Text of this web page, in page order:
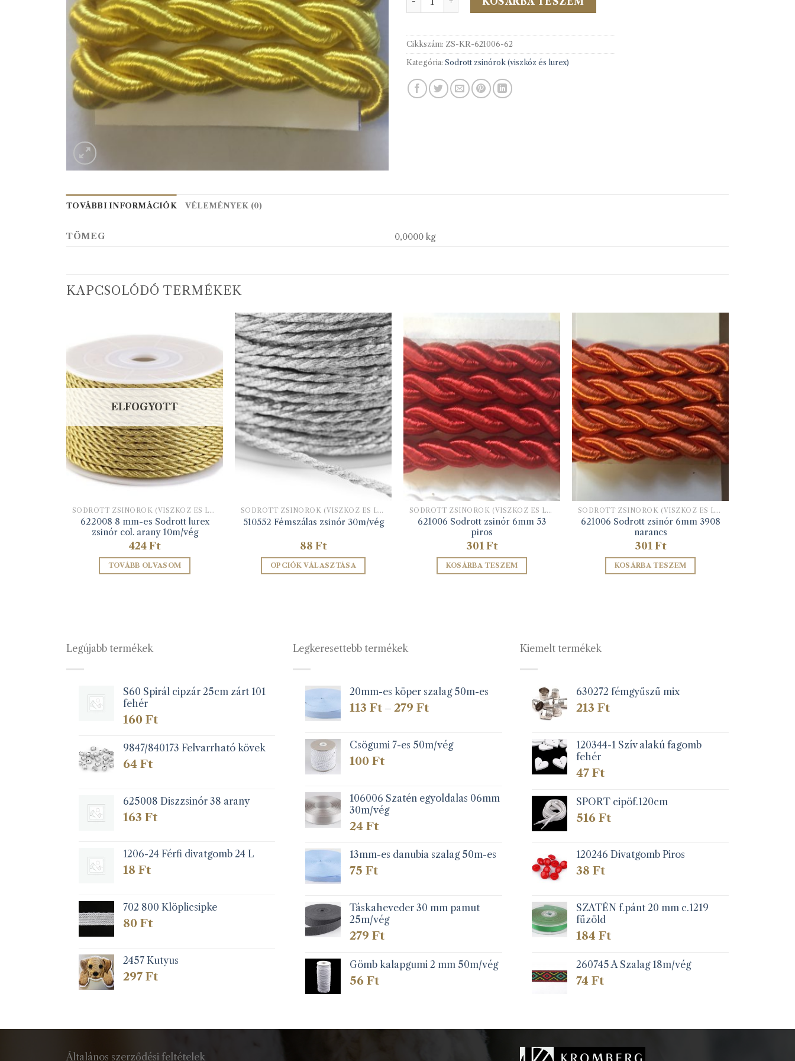
Cikkszám: ZS-KR-621006-62
Kategória: Sodrott zsinórok (viszkóz és lurex)
TOVÁBBI INFORMÁCIÓK VÉLEMÉNYEK (0)
TÖMEG 0,0000 kg
KAPCSOLÓDÓ TERMÉKEK
ELFOGYOTT
SODROTT ZSINÓROK (VISZKÓZ ÉS LUREX)
622008 8 mm-es Sodrott lurex
zsinór col. arany 10m/vég
424Ft
TOVÁBB OLVASOM
SODROTT ZSINÓROK (VISZKÓZ ÉS LUREX)
510552 Fémszálas zsinór 30m/vég
88 Ft
OPCIÓK VÁLASZTÁSA
van.
a
termékoldalon
választhatók
SODROTT ZSINÓROK (VISZKÓZ ÉS LUREX)
621006 Sodrott zsinór 6mm 53
piros
301 Ft
KOSÁRBA TESZEM
SODROTT ZSINÓROK (VISZKÓZ ÉS LUREX)
621006 Sodrott zsinór 6mm 3908
narancs
301 Ft
KOSÁRBA TESZEM
Legújabb termékek
S60 Spirál cipzár 25cm zárt 101
fehér
160 Ft
9847/840173 Felvarrható kövek
64 Ft
625008 Diszzsinór 38 arany
163 Ft
1206-24 Férfi divatgomb 24 L
18 Ft
702 800 Klöplicsipke
80 Ft
2457 Kutyus
297 Ft
Legkeresettebb termékek
20mm-es köper szalag 50m-es
113Ft – 279FtÁrtartomány:
279 Ft
Csögumi 7-es 50m/vég
100Ft
106006 Szatén egyoldalas 06mm
30m/vég
24Ft
13mm-es danubia szalag 50m-es
75Ft
Táskaheveder 30 mm pamut
25m/vég
279Ft
Gömb kalapgumi 2 mm 50m/vég
56Ft
Kiemelt termékek
630272 fémgyűszű mix
213Ft
120344-1 Szív alakú fagomb
fehér
47Ft
SPORT cipöf.120cm
516Ft
120246 Divatgomb Piros
38Ft
SZATÉN f.pánt 20 mm c.1219
fűzöld
184Ft
260745 A Szalag 18m/vég
74Ft
Általános szerződési feltételek